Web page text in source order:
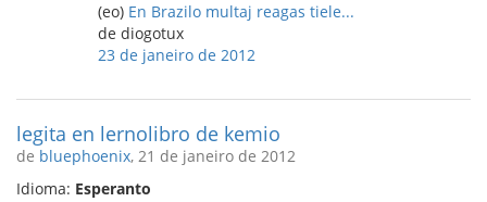
(eo) En Brazilo multaj reagas tiele...
de diogotux
23 de janeiro de 2012
legita en lernolibro de kemio
de bluephoenix, 21 de janeiro de 2012
Idioma: Esperanto